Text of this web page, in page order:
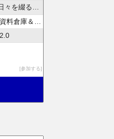
綴るブログ
徒然日記〜
参加する